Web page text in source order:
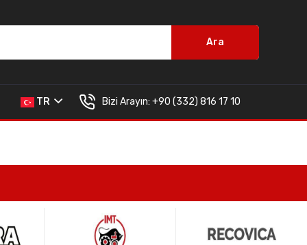
Ara
TR Bizi Arayın: +90 (332) 816 17 10